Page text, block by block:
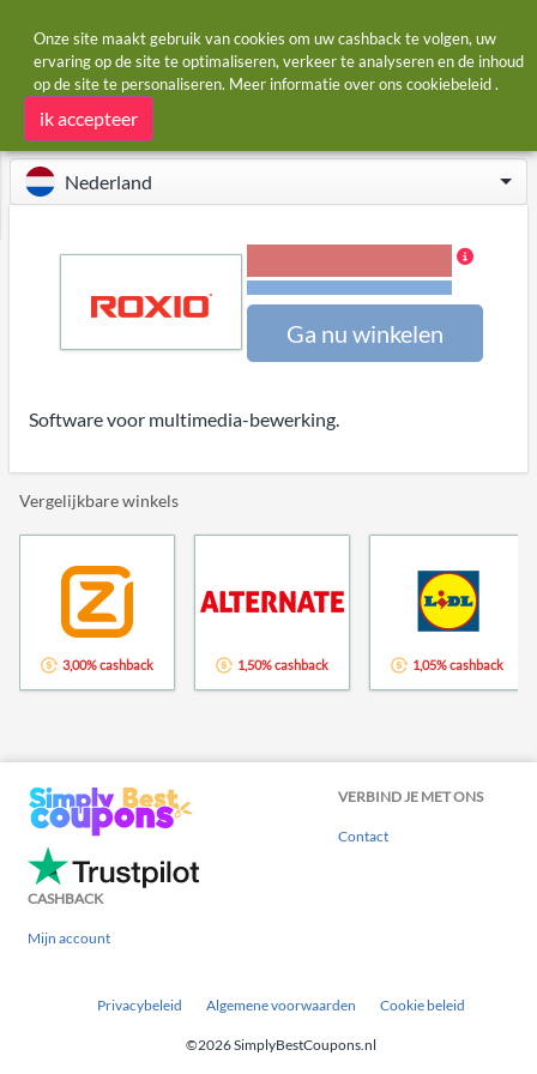
Startpagina Winkels Roxio
Roxio cashback
Nederland
Ga nu winkelen
Software voor multimedia-bewerking.
Vergelijkbare winkels
3,00% cashback 1,50% cashback 1,05% cashback
VERBIND JE MET ONS
Contact
CASHBACK
Mijn account
Privacybeleid Algemene voorwaarden Cookie beleid
©2026 SimplyBestCoupons.nl
Onze site maakt gebruik van cookies om uw cashback te volgen, uw
ervaring op de site te optimaliseren, verkeer te analyseren en de inhoud
op de site te personaliseren. Meer informatie over ons cookiebeleid.
ik accepteer